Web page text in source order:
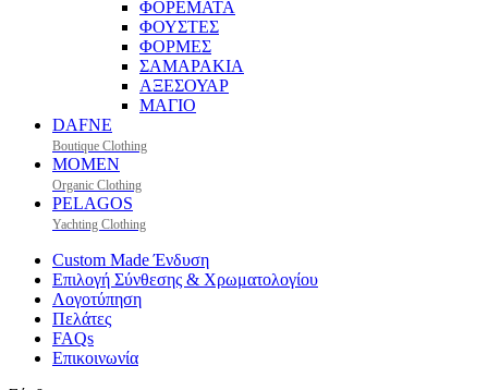
ΦΟΡΕΜΑΤΑ
ΦΟΥΣΤΕΣ
ΦΟΡΜΕΣ
ΣΑΜΑΡΑΚΙΑ
ΑΞΕΣΟΥΑΡ
ΜΑΓΙΟ
DAFNE
Boutique Clothing
MOMEN
Organic Clothing
PELAGOS
Yachting Clothing
Custom Made Ένδυση
Επιλογή Σύνθεσης & Χρωματολογίου
Λογοτύπηση
Πελάτες
FAQs
Επικοινωνία